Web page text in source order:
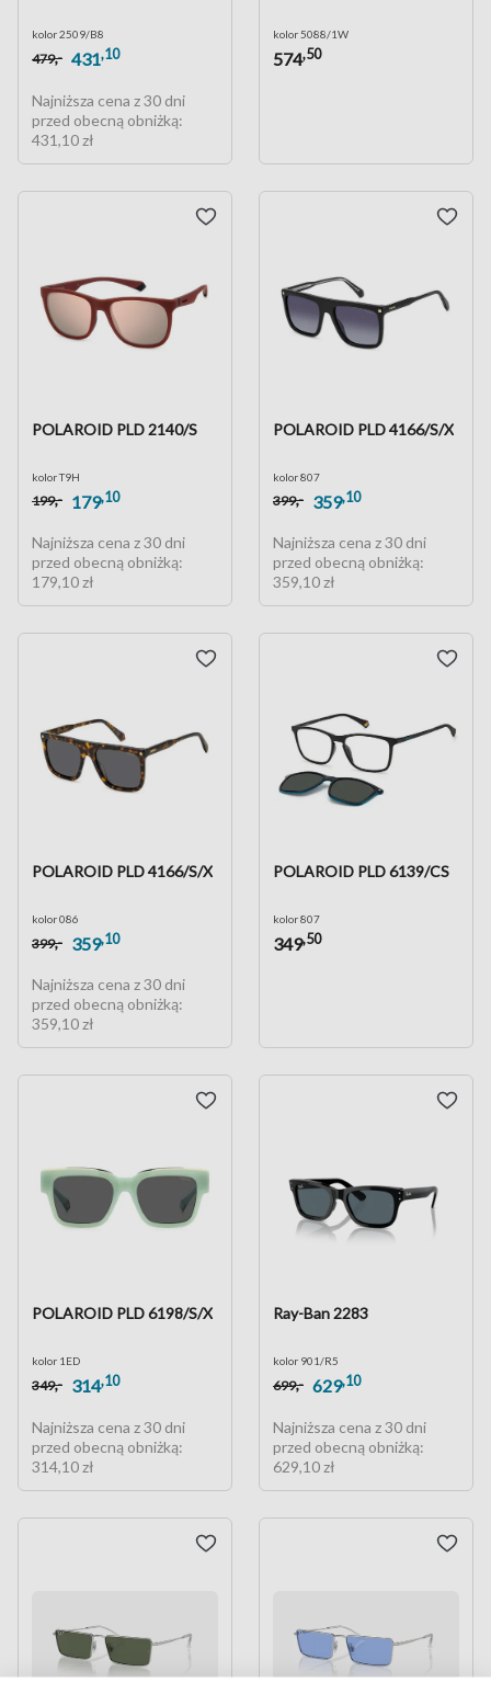
kolor 2509/B8
479,- 431,10
Najniższa cena z 30 dni
przed obecną obniżką:
431,10 zł
kolor 5088/1W
574,50
POLAROID PLD 2140/S
kolor T9H
199,- 179,10
Najniższa cena z 30 dni
przed obecną obniżką:
179,10 zł
POLAROID PLD 4166/S/X
kolor 807
399,- 359,10
Najniższa cena z 30 dni
przed obecną obniżką:
359,10 zł
POLAROID PLD 4166/S/X
kolor 086
399,- 359,10
Najniższa cena z 30 dni
przed obecną obniżką:
359,10 zł
POLAROID PLD 6139/CS
kolor 807
349,50
POLAROID PLD 6198/S/X
kolor 1ED
349,- 314,10
Najniższa cena z 30 dni
przed obecną obniżką:
314,10 zł
Ray-Ban 2283
kolor 901/R5
699,- 629,10
Najniższa cena z 30 dni
przed obecną obniżką:
629,10 zł